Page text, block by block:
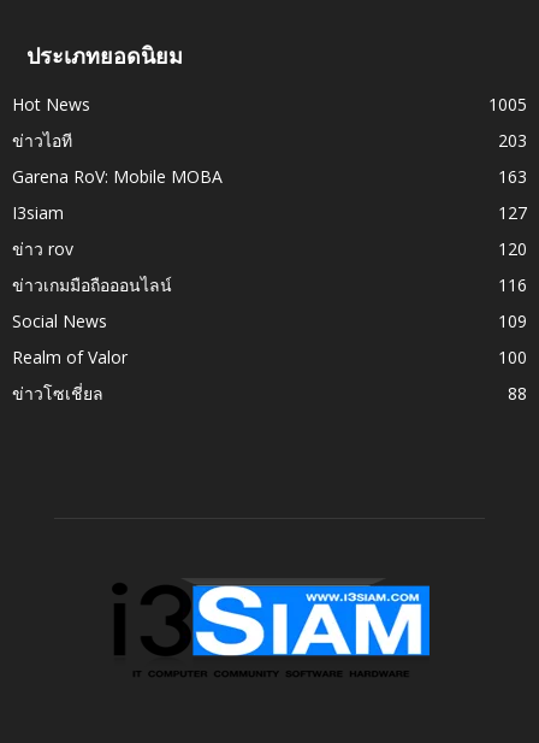
ประเภทยอดนิยม
Hot News
1005
ข่าวไอที
203
Garena RoV: Mobile MOBA
163
I3siam
127
ข่าว rov
120
ข่าวเกมมือถือออนไลน์
116
Social News
109
Realm of Valor
100
ข่าวโซเชี่ยล
88